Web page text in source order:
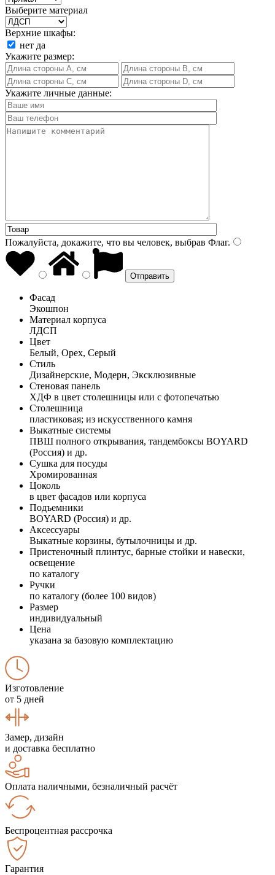
Выберите материал
Верхние шкафы:
нет да
Укажите размер:
Укажите личные данные:
Пожалуйста, докажите, что вы человек, выбрав Флаг.
Фасад
Экошпон
Материал корпуса
ЛДСП
Цвет
Белый, Орех, Серый
Стиль
Дизайнерские, Модерн, Эксклюзивные
Стеновая панель
ХДФ в цвет столешницы или с фотопечатью
Столешница
пластиковая; из искусственного камня
Выкатные системы
ПВШ полного открывания, тандембоксы BOYARD
(Россия) и др.
Сушка для посуды
Хромированная
Цоколь
в цвет фасадов или корпуса
Подъемники
BOYARD (Россия) и др.
Аксессуары
Выкатные корзины, бутылочницы и др.
Пристеночный плинтус, барные стойки и навески,
освещение
по каталогу
Ручки
по каталогу (более 100 видов)
Размер
индивидуальный
Цена
указана за базовую комплектацию
Изготовление
от 5 дней
Замер, дизайн
и доставка бесплатно
Оплата наличными, безналичный расчёт
Беспроцентная рассрочка
Гарантия